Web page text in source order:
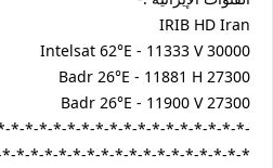
IRIB HD Iran
Intelsat 62°E - 11333 V 30000
Badr 26°E - 11881 H 27300
Badr 26°E - 11900 V 27300
*-*-*-*-*-*-*-*-*-*-*-*-*-*-*-*-*-
*-*-*-*-*-*-*-*-*-*-*-*-*-*-*-*-*